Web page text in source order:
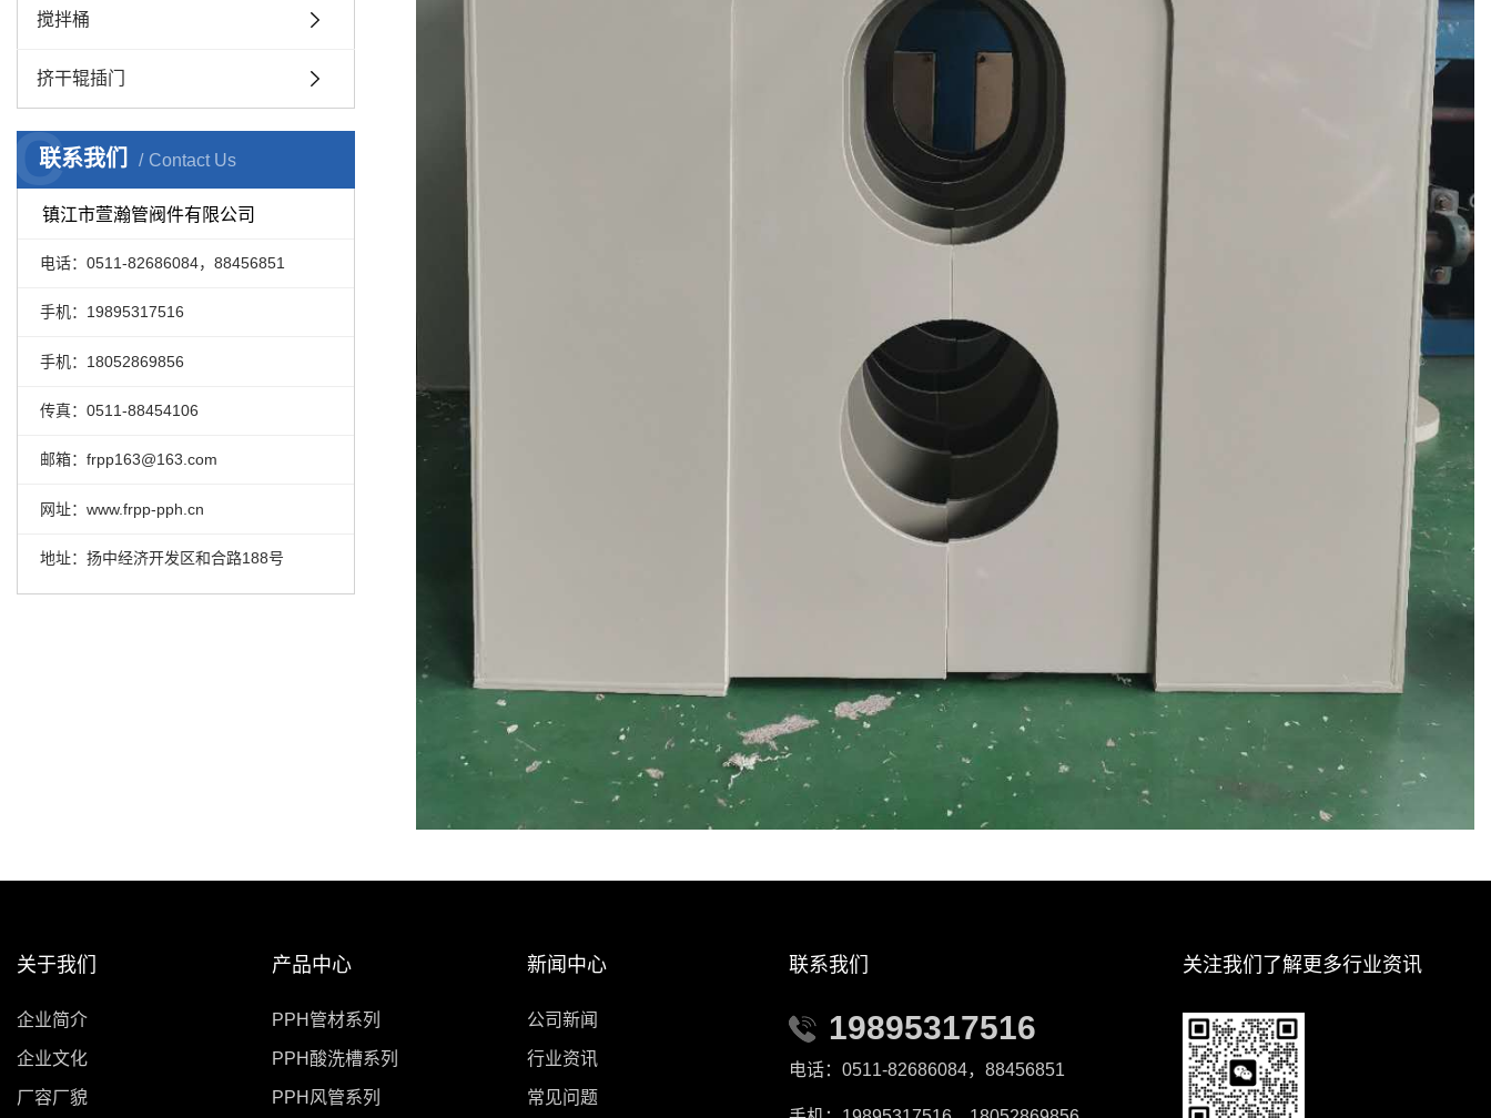
搅拌桶
挤干辊插门
联系我们 Contact Us
C
镇江市萱瀚管阀件有限公司
电话：0511-82686084，88456851
手机：19895317516
手机：18052869856
传真：0511-88454106
邮箱：frpp163@163.com
网址：www.frpp-pph.cn
地址：扬中经济开发区和合路188号
关于我们
企业简介
企业文化
厂容厂貌
产品中心
PPH管材系列
PPH酸洗槽系列
PPH风管系列
新闻中心
公司新闻
行业资讯
常见问题
联系我们
19895317516
电话：0511-82686084，88456851
关注我们了解更多行业资讯